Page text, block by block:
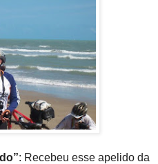
: Recebeu esse apelido da